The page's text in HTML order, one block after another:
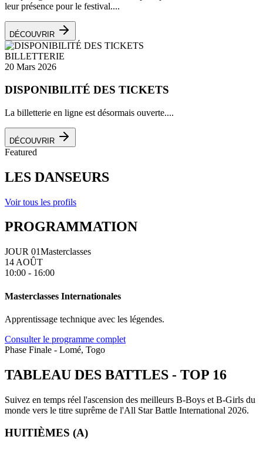
leur présence pour le festival....
DÉCOUVRIR
BILLETTERIE
20 Mars 2026
DISPONIBILITÉ DES TICKETS
La billetterie en ligne est désormais ouverte....
DÉCOUVRIR
Featured
LES DANSEURS
Voir tous les profils
PROGRAMMATION
JOUR 01Masterclasses
14 AOÛT
10:00 - 16:00
Masterclasses Internationales
Apprentissage technique avec les légendes.
Consulter le programme complet
Phase Finale - Lomé, Togo
TABLEAU DES BATTLES - TOP 16
Suivez en temps réel l'ascension des meilleurs B-Boys et B-Girls du
monde vers le titre suprême de l'All Star Battle International 2026.
HUITIÈMES (A)